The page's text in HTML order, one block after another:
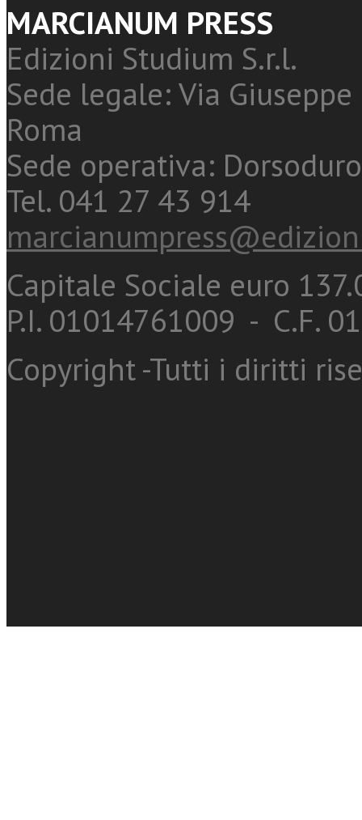
MARCIANUM PRESS
Edizioni Studium S.r.l.
Sede legale: Via
Roma
Sede operativa:
Tel. 041 27 43 914
Capitale Sociale euro
P.I. 01014761009 - C.F.
Copyright -Tutti i diritti